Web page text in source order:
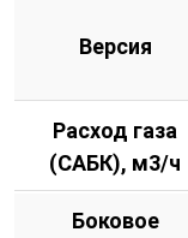
Версия
Расход газа
(САБК), м3/ч
Боковое